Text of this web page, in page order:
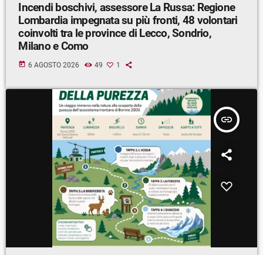
Incendi boschivi, assessore La Russa: Regione
Lombardia impegnata su più fronti, 48 volontari
coinvolti tra le province di Lecco, Sondrio,
Milano e Como
today 6 AGOSTO 2026 49 1
insert_link